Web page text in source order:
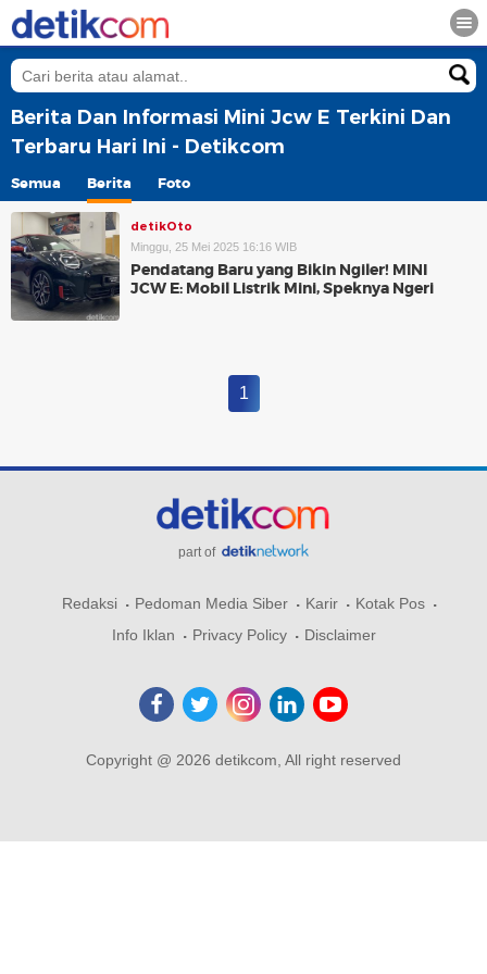
Berita Dan Informasi Mini Jcw E Terkini Dan
Terbaru Hari Ini - Detikcom
Semua Berita Foto
detikOto
Minggu, 25 Mei 2025 16:16 WIB
Pendatang Baru yang Bikin Ngiler! MINI
JCW E: Mobil Listrik Mini, Speknya Ngeri
1
part of
Redaksi Pedoman Media Siber Karir
Kotak Pos
Info Iklan
Privacy Policy Disclaimer
Copyright @ 2026 detikcom, All right reserved